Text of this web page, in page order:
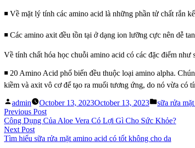
◾️ Về mặt lý tính các amino acid là những phần tử chất rắn
◾️ Các amino axit đều tồn tại ở dạng ion lưỡng cực nên dễ
Về tính chất hóa học chuỗi amino acid có các đặc điểm như
◾️ 20 Amino Acid phổ biến đều thuộc loại amino alpha.
kiềm và axit vô cơ để tạo ra muối tương ứng, do nó vừa có
Posted
by
admin October 13, 2023October 13, 2023
Posted
sữa rửa
Post
navigation
Previous PostPrevious
post:
Công Dụng Của Aloe Vera Có Lợi Gì Cho Sức Khỏe?
Next PostNext
post:
Tìm hiểu sữa rửa mặt amino acid có tốt không cho da